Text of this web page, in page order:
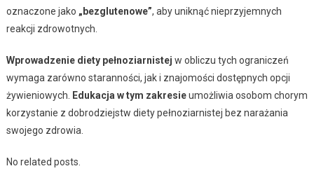
oznaczone jako „bezglutenowe”, aby uniknąć nieprzyjemnych
reakcji zdrowotnych.
Wprowadzenie diety pełnoziarnistej w obliczu tych ograniczeń
wymaga zarówno staranności, jak i znajomości dostępnych opcji
żywieniowych.
Edukacja w tym zakresieumożliwia osobom chorym
korzystanie z dobrodziejstw diety pełnoziarnistej bez narażania
swojego zdrowia.
No related posts.